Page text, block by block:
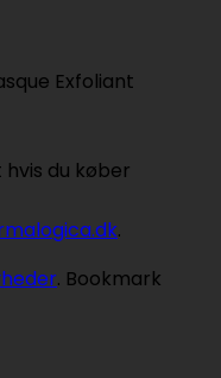
Exfoliant
hvis du køber
.
. Bookmark